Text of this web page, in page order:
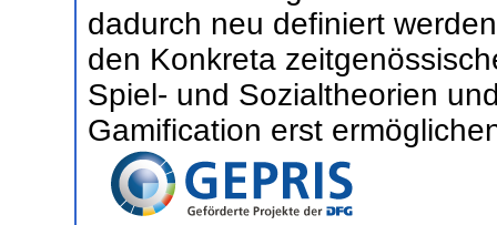
dadurch neu definiert
den Konkreta
Spiel- und Sozialtheorien
Gamification erst